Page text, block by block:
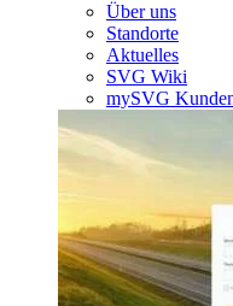
Über uns
Standorte
Aktuelles
SVG Wiki
mySVG